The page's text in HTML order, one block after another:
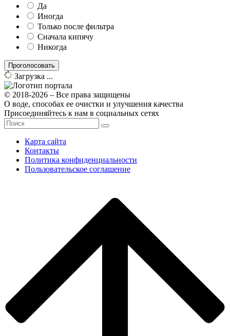
Да
Иногда
Только после фильтра
Сначала кипячу
Никогда
Загрузка ...
© 2018-2026 – Все права защищены
О воде, способах ее очистки и улучшения качества
Присоединяйтесь к нам в социальных сетях
Карта сайта
Контакты
Политика конфиденциальности
Пользовательское соглашение